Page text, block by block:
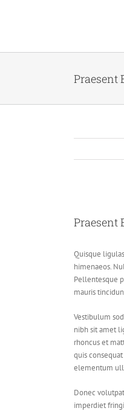
Praesent
Bild
Praesent
Quisque
himenaeos.
Pellentesque
mauris
Vestibulum
nibh sit amet
rhoncus et
quis
elementum
Donec
imperdiet